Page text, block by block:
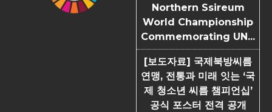
Northern Ssireum
World Championship
Commemorating UN...
[보도자료] 국제북방씨름
연맹, 전통과 미래 잇는 ‘국
제 청소년 씨름 챔피언십’
공식 포스터 전격 공개